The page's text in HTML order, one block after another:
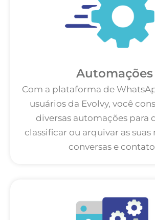
Automações
Com a plataforma de
usuários da Evolvy, você
diversas automações para
classificar ou arquivar as suas
conversas e